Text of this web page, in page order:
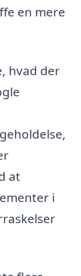
en mere
hvad der
at
i